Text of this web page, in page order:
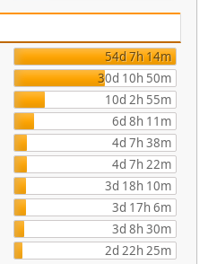
54d 7h 14m
30d 10h 50m
10d 2h 55m
6d 8h 11m
4d 7h 38m
4d 7h 22m
3d 18h 10m
3d 17h 6m
3d 8h 30m
2d 22h 25m